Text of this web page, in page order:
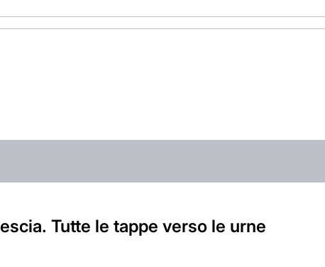
Tutte le tappe verso le urne